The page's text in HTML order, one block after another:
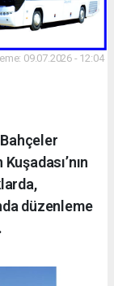
09.07.2026 - 12:04
düzenleme